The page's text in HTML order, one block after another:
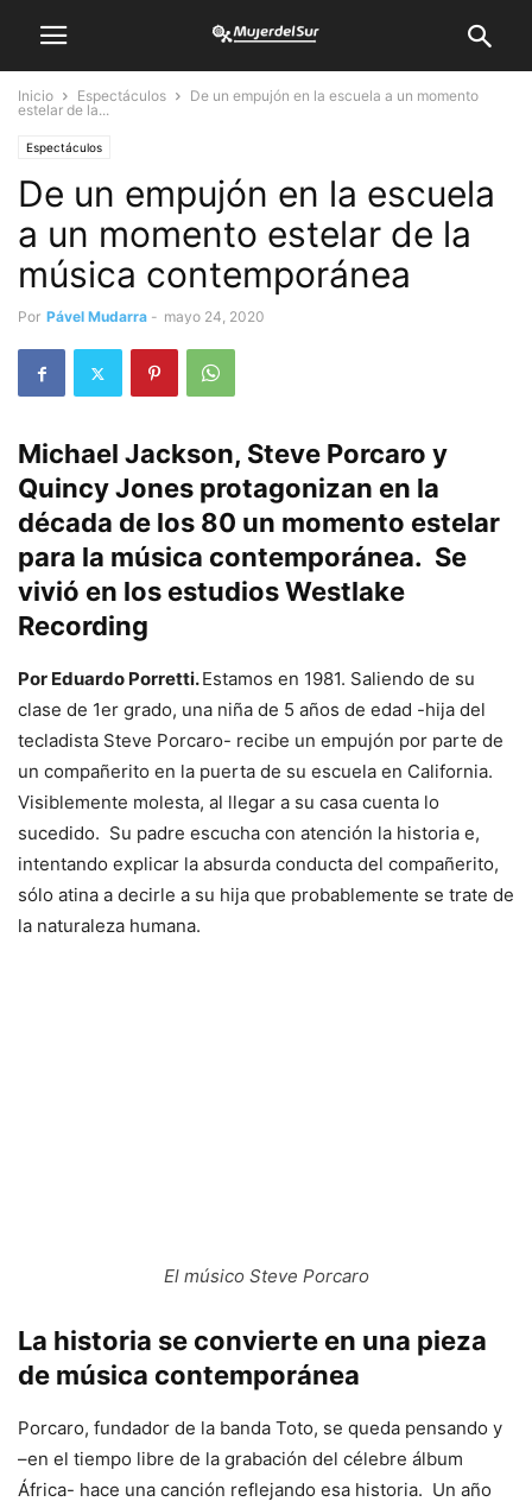
Inicio Espectáculos
De un empujón en la escuela a un momento
estelar de la...
Espectáculos
De un empujón en la escuela
a un momento estelar de la
música contemporánea
Por Pável Mudarra - mayo 24, 2020
Michael Jackson, Steve Porcaro y
Quincy Jones protagonizan en la
década de los 80 un momento estelar
para la música contemporánea. Se
vivió en los estudios Westlake
Recording
Por Eduardo Porretti.Estamos en 1981. Saliendo de su
clase de 1er grado, una niña de 5 años de edad -hija del
tecladista Steve Porcaro- recibe un empujón por parte de
un compañerito en la puerta de su escuela en California.
Visiblemente molesta, al llegar a su casa cuenta lo
sucedido. Su padre escucha con atención la historia e,
intentando explicar la absurda conducta del compañerito,
sólo atina a decirle a su hija que probablemente se trate de
la naturaleza humana.
El músico Steve Porcaro
La historia se convierte en una pieza
de música contemporánea
Porcaro, fundador de la banda Toto, se queda pensando y
–en el tiempo libre de la grabación del célebre álbum
África- hace una canción reflejando esa historia. Un año